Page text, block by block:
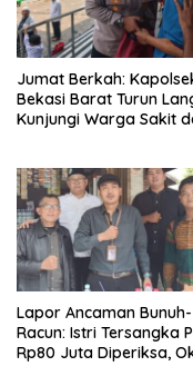
Jumat Berkah:
Bekasi Barat Turun
Kunjungi Warga Sakit
Lapor Ancaman Bunuh-
Racun: Istri Tersangka
Rp80 Juta Diperiksa,